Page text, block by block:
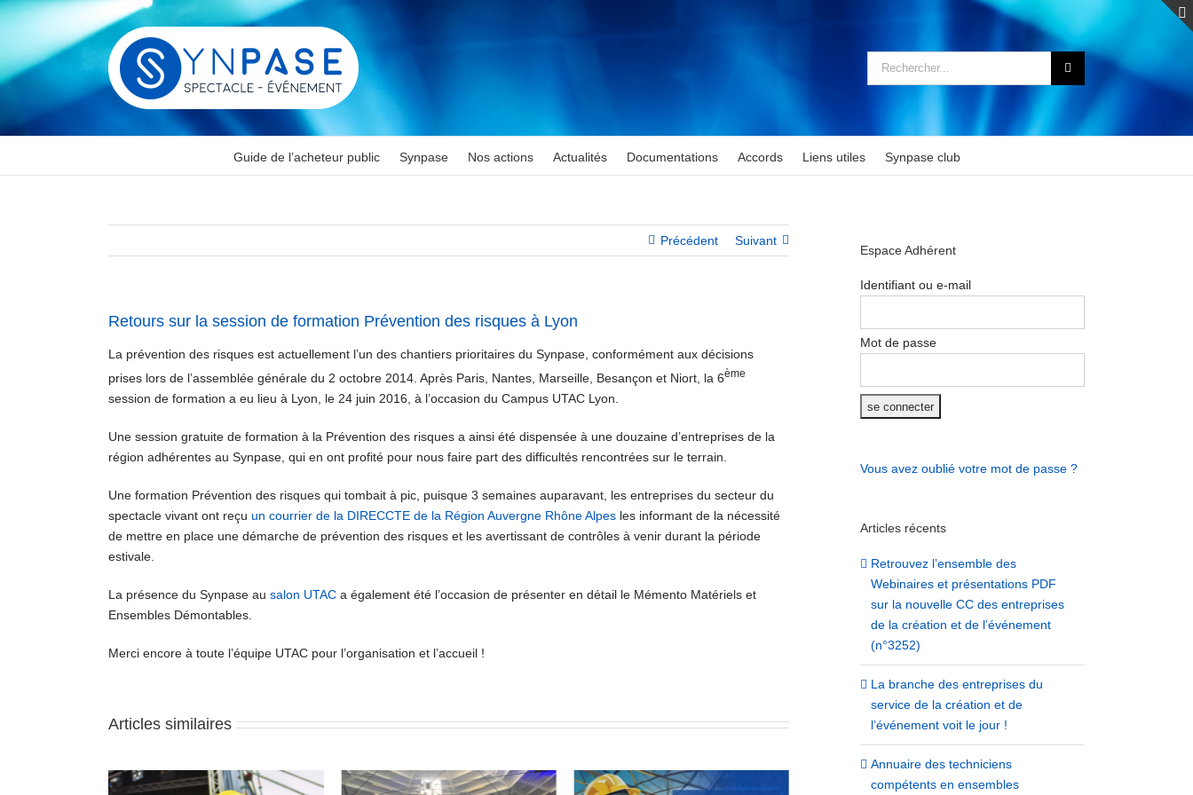
Passer
contenu
Rechercher:
Guide de l’acheteur public Synpase Nos actions Actualités Documentations Accords Liens utiles Synpase club
Précédent Suivant
Retours sur la session de formation Prévention des risques à Lyon
La prévention des risques est actuellement l’un des chantiers prioritaires du Synpase, conformément aux décisions
prises lors de l’assemblée générale du 2 octobre 2014. Après Paris, Nantes, Marseille, Besançon et Niort, la 6ème
session de formation a eu lieu à Lyon, le 24 juin 2016, à l’occasion du Campus UTAC Lyon.
Une session gratuite de formation à la Prévention des risques a ainsi été dispensée à une douzaine d’entreprises de la
région adhérentes au Synpase, qui en ont profité pour nous faire part des difficultés rencontrées sur le terrain.
Une formation Prévention des risques qui tombait à pic, puisque 3 semaines auparavant, les entreprises du secteur du
spectacle vivant ont reçu un courrier de la DIRECCTE de la Région Auvergne Rhône Alpes les informant de la nécessité
de mettre en place une démarche de prévention des risques et les avertissant de contrôles à venir durant la période
estivale.
La présence du Synpase au salon UTAC a également été l’occasion de présenter en détail le Mémento Matériels et
Ensembles Démontables.
Merci encore à toute l’équipe UTAC pour l’organisation et l’accueil !
Articles similaires
Espace Adhérent
Identifiant ou e-mail
Mot de passe
Vous avez oublié votre mot de passe ?
Articles récents
Retrouvez l’ensemble des
Webinaires et présentations PDF
sur la nouvelle CC des entreprises
de la création et de l’événement
(n°3252)
La branche des entreprises du
service de la création et de
l’événement voit le jour !
Annuaire des techniciens
compétents en ensembles